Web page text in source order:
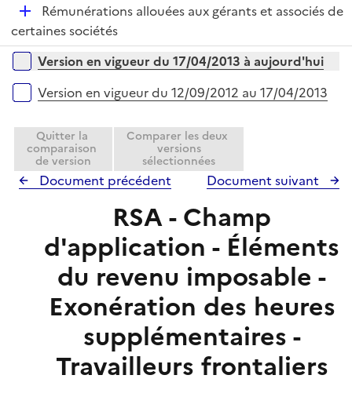
e
r
l
e
r
D
é
p
e
r
Rémunérations allouées aux gérants et associés de
certaines sociétés
Versions sur la période
Version en vigueur du 17/04/2013 à aujourd'hui
Version en vigueur du 12/09/2012 au 17/04/2013
Quitter la
comparaison
de version
Comparer les deux
versions
sélectionnées
Document précédent Document suivant
RSA - Champ
d'application - Éléments
du revenu imposable -
Exonération des heures
supplémentaires -
Travailleurs frontaliers